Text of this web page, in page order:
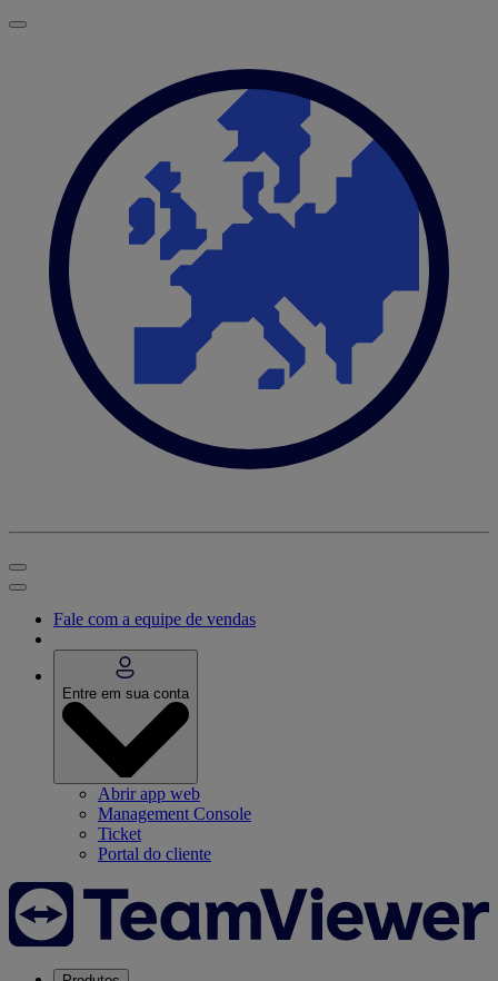
Fale com a equipe de vendas
Entre em sua conta
Abrir app web
Management Console
Ticket
Portal do cliente